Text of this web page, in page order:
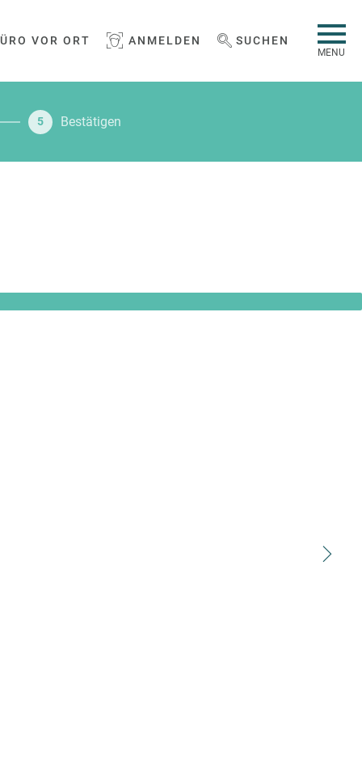
MENU
VOR ORT ANMELDEN WEBSEITE DURCHSUCHEN
SUCHEN
5 Bestätigen